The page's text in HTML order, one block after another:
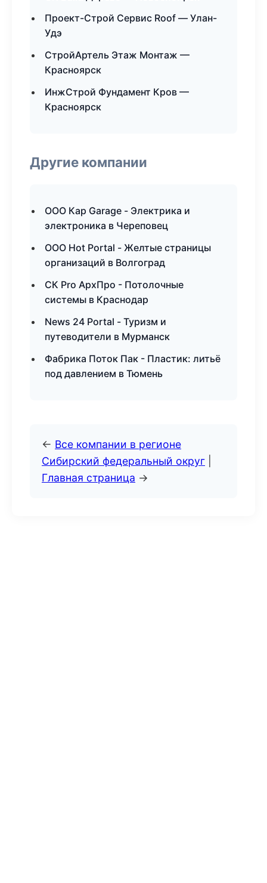
Проект-Строй Сервис Roof — Улан-
Удэ
СтройАртель Этаж Монтаж —
Красноярск
ИнжСтрой Фундамент Кров —
Красноярск
Другие компании
ООО Кар Garage - Электрика и
электроника в Череповец
ООО Hot Portal - Желтые страницы
организаций в Волгоград
СК Pro АрхПро - Потолочные
системы в Краснодар
News 24 Portal - Туризм и
путеводители в Мурманск
Фабрика Поток Пак - Пластик: литьё
под давлением в Тюмень
← Все компании в регионе
Сибирский федеральный округ
Главная страница →